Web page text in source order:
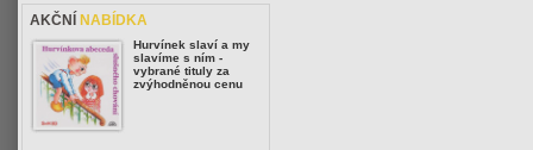
AKČNÍ NABÍDKA
Hurvínek slaví a my
slavíme s ním -
vybrané tituly za
zvýhodněnou cenu